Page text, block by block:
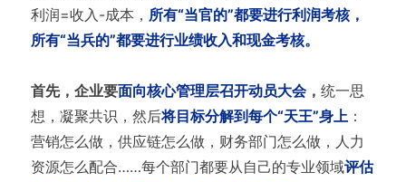
利润=收入-成本， 所有“当官的”都要进行利润考核，
所有“当兵的”都要进行业绩收入和现金考核。
首先，企业要面向核心管理层召开动员大会， 统一思
想，凝聚共识，然后将目标分解到每个“天王”身上：
营销怎么做，供应链怎么做，财务部门怎么做，人力
资源怎么配合……每个部门都要从自己的专业领域评估